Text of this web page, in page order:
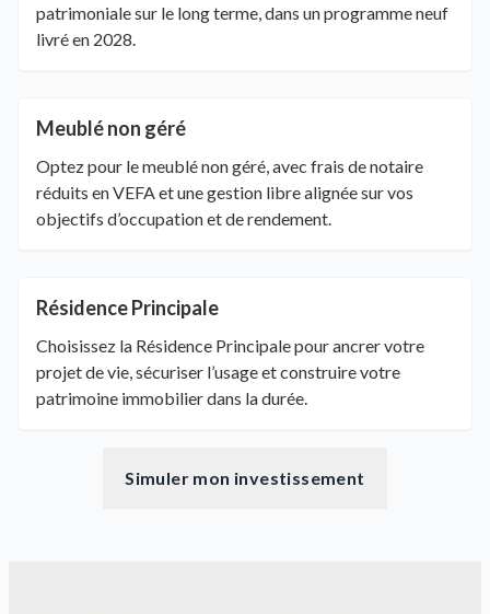
patrimoniale sur le long terme, dans un programme neuf
livré en 2028.
Meublé non géré
Optez pour le meublé non géré, avec frais de notaire
réduits en VEFA et une gestion libre alignée sur vos
objectifs d’occupation et de rendement.
Résidence Principale
Choisissez la Résidence Principale pour ancrer votre
projet de vie, sécuriser l’usage et construire votre
patrimoine immobilier dans la durée.
Simuler mon investissement